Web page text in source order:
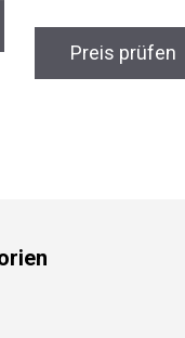
Pro200 – Arbeits-
und Klettergurt